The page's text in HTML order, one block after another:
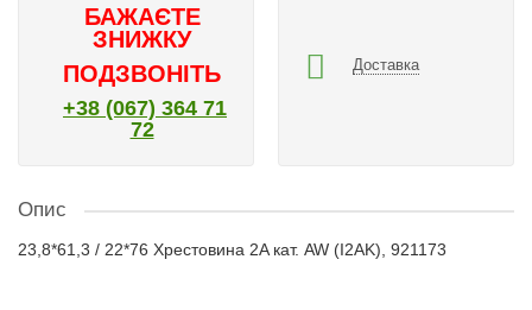
БАЖАЄТЕ
ЗНИЖКУ
ПОДЗВОНІТЬ
+38 (067) 364 71
72
Доставка
Опис
23,8*61,3 / 22*76 Хрестовина 2A кат. AW (I2AK), 921173